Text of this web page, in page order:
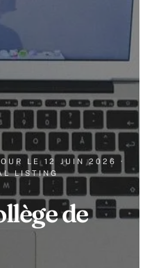
LE 12 JUIN 2026
·
LISTING
de